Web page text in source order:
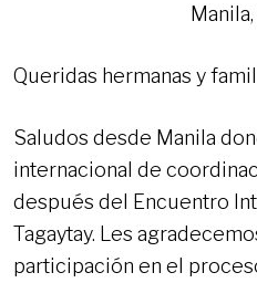
Queridas hermanas y
Saludos desde Manila
internacional de
después del Encuentro
Tagaytay. Les
participación en el